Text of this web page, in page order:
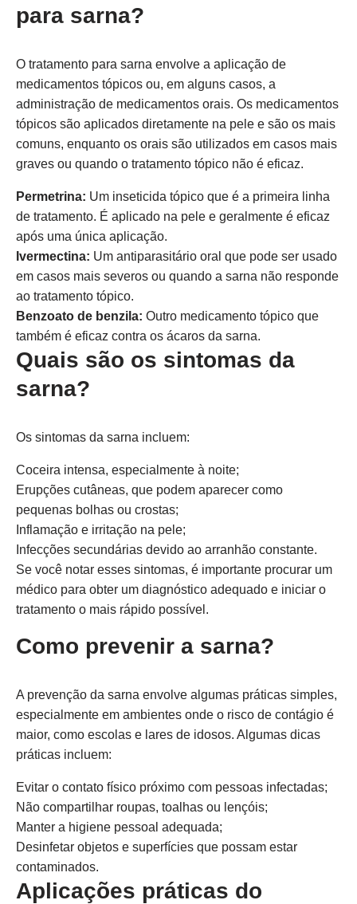
para sarna?
O tratamento para sarna envolve a aplicação de
medicamentos tópicos ou, em alguns casos, a
administração de medicamentos orais. Os medicamentos
tópicos são aplicados diretamente na pele e são os mais
comuns, enquanto os orais são utilizados em casos mais
graves ou quando o tratamento tópico não é eficaz.
Permetrina: Um inseticida tópico que é a primeira linha
de tratamento. É aplicado na pele e geralmente é eficaz
após uma única aplicação.
Ivermectina: Um antiparasitário oral que pode ser usado
em casos mais severos ou quando a sarna não responde
ao tratamento tópico.
Benzoato de benzila: Outro medicamento tópico que
também é eficaz contra os ácaros da sarna.
Quais são os sintomas da
sarna?
Os sintomas da sarna incluem:
Coceira intensa, especialmente à noite;
Erupções cutâneas, que podem aparecer como
pequenas bolhas ou crostas;
Inflamação e irritação na pele;
Infecções secundárias devido ao arranhão constante.
Se você notar esses sintomas, é importante procurar um
médico para obter um diagnóstico adequado e iniciar o
tratamento o mais rápido possível.
Como prevenir a sarna?
A prevenção da sarna envolve algumas práticas simples,
especialmente em ambientes onde o risco de contágio é
maior, como escolas e lares de idosos. Algumas dicas
práticas incluem:
Evitar o contato físico próximo com pessoas infectadas;
Não compartilhar roupas, toalhas ou lençóis;
Manter a higiene pessoal adequada;
Desinfetar objetos e superfícies que possam estar
contaminados.
Aplicações práticas do